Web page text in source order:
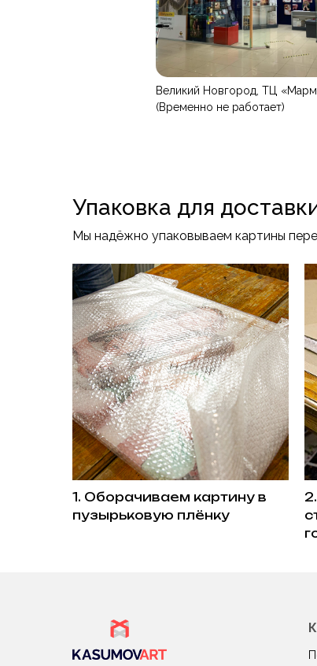
Великий Новгород, ТЦ
(Временно не работает)
Упаковка для
Мы надёжно упаковываем картины
1. Оборачиваем картину в
пузырьковую плёнку